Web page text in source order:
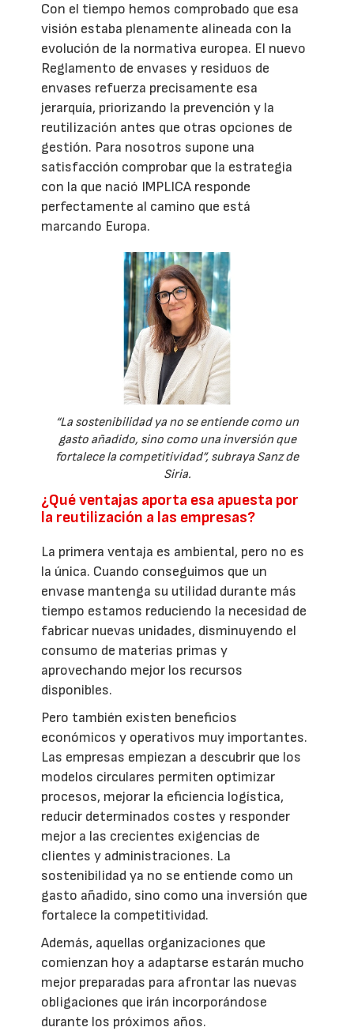
Con el tiempo hemos comprobado que esa
visión estaba plenamente alineada con la
evolución de la normativa europea. El nuevo
Reglamento de envases y residuos de
envases refuerza precisamente esa
jerarquía, priorizando la prevención y la
reutilización antes que otras opciones de
gestión. Para nosotros supone una
satisfacción comprobar que la estrategia
con la que nació IMPLICA responde
perfectamente al camino que está
marcando Europa.
“La sostenibilidad ya no se entiende como un
gasto añadido, sino como una inversión que
fortalece la competitividad”, subraya Sanz de
Siria.
¿Qué ventajas aporta esa apuesta por
la reutilización a las empresas?
La primera ventaja es ambiental, pero no es
la única. Cuando conseguimos que un
envase mantenga su utilidad durante más
tiempo estamos reduciendo la necesidad de
fabricar nuevas unidades, disminuyendo el
consumo de materias primas y
aprovechando mejor los recursos
disponibles.
Pero también existen beneficios
económicos y operativos muy importantes.
Las empresas empiezan a descubrir que los
modelos circulares permiten optimizar
procesos, mejorar la eficiencia logística,
reducir determinados costes y responder
mejor a las crecientes exigencias de
clientes y administraciones. La
sostenibilidad ya no se entiende como un
gasto añadido, sino como una inversión que
fortalece la competitividad.
Además, aquellas organizaciones que
comienzan hoy a adaptarse estarán mucho
mejor preparadas para afrontar las nuevas
obligaciones que irán incorporándose
durante los próximos años.